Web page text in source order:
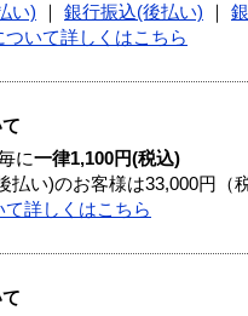
い) ｜ 銀行振込(後払い) ｜
ついて詳しくはこちら
に一律1,100円(税込)
払い)のお客様は33,000円（
て詳しくはこちら